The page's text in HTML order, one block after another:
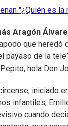
"¿Quién es la
Aragón
que
payaso de la
hola Don
iniciado
infantiles,
cuando